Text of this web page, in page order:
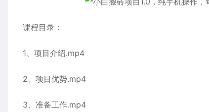
课程目录：
1、项目介绍.mp4
2、项目优势.mp4
3、准备工作.mp4